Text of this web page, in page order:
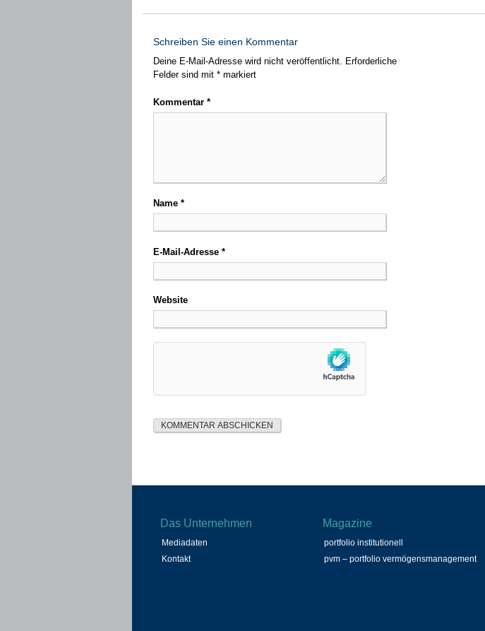
Schreiben Sie einen Kommentar
Deine E-Mail-Adresse wird nicht veröffentlicht. Erforderliche
Felder sind mit * markiert
Kommentar *
Name *
E-Mail-Adresse *
Website
Das Unternehmen
Mediadaten
Kontakt
Magazine
portfolio institutionell
pvm – portfolio vermögensmanagement